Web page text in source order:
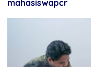
mahasiswapcr